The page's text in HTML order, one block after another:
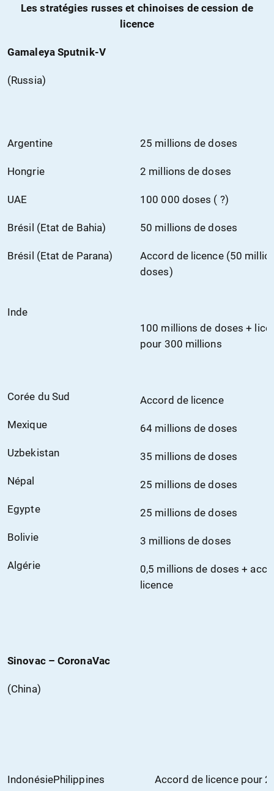
Les stratégies russes et chinoises de cession de
licence
Gamaleya Sputnik-V
(Russia)
Argentine
Hongrie
UAE
Brésil (Etat de Bahia)
Brésil (Etat de Parana)
Inde
Corée du Sud
Mexique
Uzbekistan
Népal
Egypte
Bolivie
Algérie
25 millions de doses
2 millions de doses
100 000 doses ( ?)
50 millions de doses
Accord de licence (50
doses)
100 millions de doses +
pour 300 millions
Accord de licence
64 millions de doses
35 millions de doses
25 millions de doses
25 millions de doses
3 millions de doses
0,5 millions de doses +
licence
Sinovac – CoronaVac
(China)
IndonésiePhilippines Accord de licence pour